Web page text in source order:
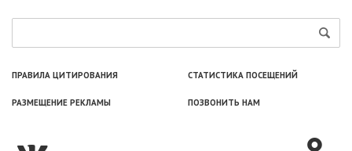
ПРАВИЛА ЦИТИРОВАНИЯ СТАТИСТИКА ПОСЕЩЕНИЙ
РАЗМЕЩЕНИЕ РЕКЛАМЫ ПОЗВОНИТЬ НАМ